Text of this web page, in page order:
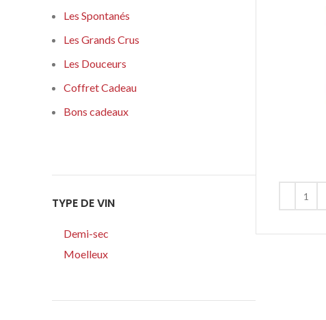
Les Spontanés
Les Grands Crus
Les Douceurs
Coffret Cadeau
Bons cadeaux
TYPE DE VIN
Demi-sec
Moelleux